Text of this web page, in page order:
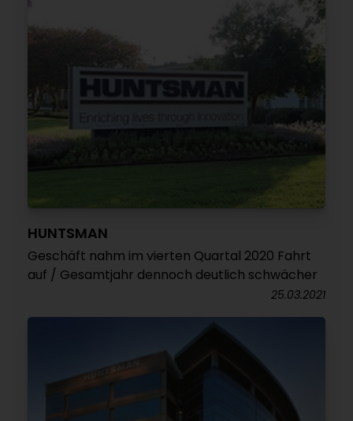
HUNTSMAN
Geschäft nahm im vierten Quartal 2020 Fahrt
auf / Gesamtjahr dennoch deutlich schwächer
25.03.2021